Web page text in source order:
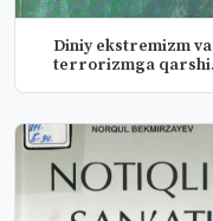
Diniy ekstremizm va
terrorizmga qarshi